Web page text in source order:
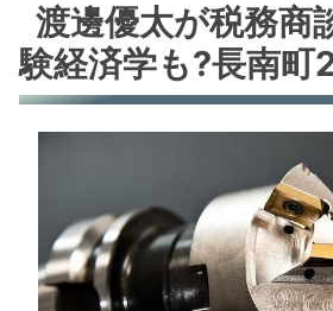
渡邊優太が税務商
験経済学も?長南